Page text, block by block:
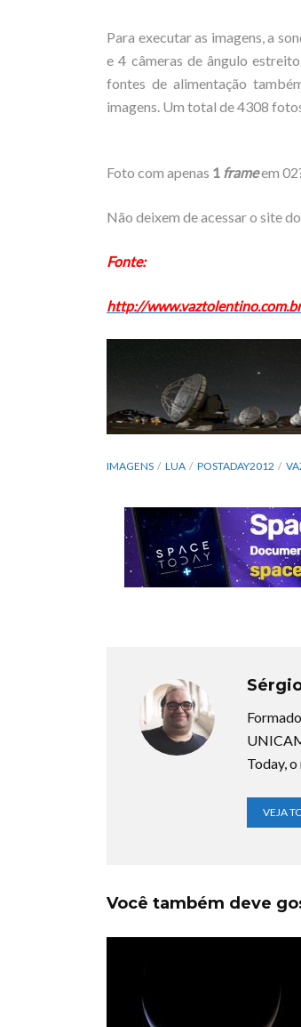
Para executar as imagens, a
e 4 câmeras de ângulo
fontes de alimentação
imagens. Um total de 4308
Foto com apenas 1 frameem
Não deixem de acessar o site
Fonte:
http://
IMAGENS LUA POSTADAY2012
Today,
VEJA
Você também deve